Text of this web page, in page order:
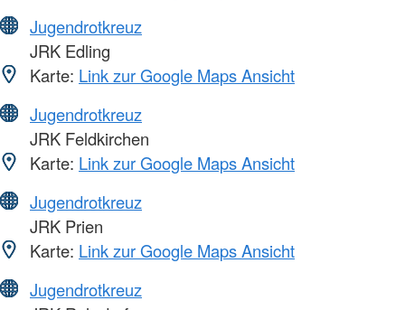
Jugendrotkreuz
JRK Edling
Karte: Link zur Google Maps Ansicht
Jugendrotkreuz
JRK Feldkirchen
Karte: Link zur Google Maps Ansicht
Jugendrotkreuz
JRK Prien
Karte: Link zur Google Maps Ansicht
Jugendrotkreuz